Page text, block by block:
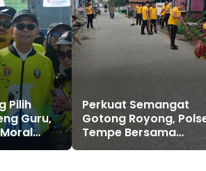
Pilih
Guru,
Perkuat Semangat
Gotong Royong,
Tempe Bersama
Stakeholder